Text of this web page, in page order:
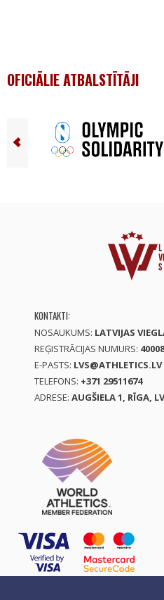
OFICIĀLIE ATBALSTĪTĀJI
KONTAKTI:
NOSAUKUMS: LATVIJAS
REĢISTRĀCIJAS NUMURS:
E-PASTS: LVS@ATHLETICS.LV
TELEFONS: +371 29511674
ADRESE: AUGŠIELA 1, RĪGA,